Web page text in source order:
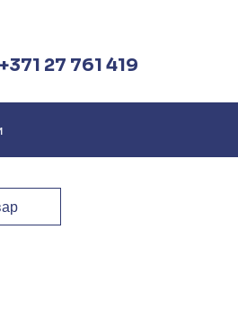
+371 27 761 419